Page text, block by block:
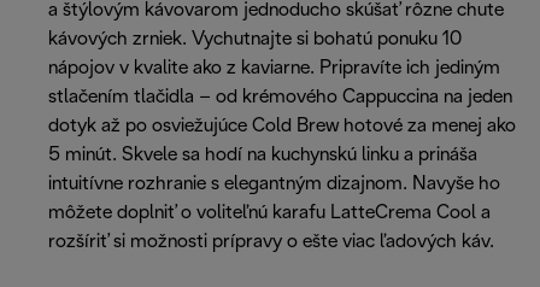
a štýlovým kávovarom jednoducho skúšať rôzne chute
kávových zrniek. Vychutnajte si bohatú ponuku 10
nápojov v kvalite ako z kaviarne. Pripravíte ich jediným
stlačením tlačidla – od krémového Cappuccina na jeden
dotyk až po osviežujúce Cold Brew hotové za menej ako
5 minút. Skvele sa hodí na kuchynskú linku a prináša
intuitívne rozhranie s elegantným dizajnom. Navyše ho
môžete doplniť o voliteľnú karafu LatteCrema Cool a
rozšíriť si možnosti prípravy o ešte viac ľadových káv.